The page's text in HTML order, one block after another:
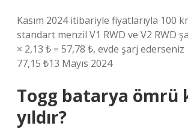
Kasım 2024 itibariyle fiyatlarıyla 100
standart menzil V1 RWD ve V2 RWD
× 2,13 ₺ = 57,78 ₺, evde şarj ederseniz
77,15 ₺13 Mayıs 2024
Togg batarya ömrü
yıldır?